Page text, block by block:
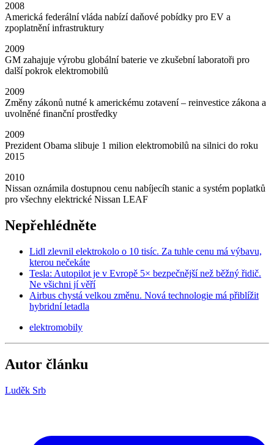
2008
Americká federální vláda nabízí daňové pobídky pro EV a
zpoplatnění infrastruktury
2009
GM zahajuje výrobu globální baterie ve zkušební laboratoři pro
další pokrok elektromobilů
2009
Změny zákonů nutné k americkému zotavení – reinvestice zákona a
uvolněné finanční prostředky
2009
Prezident Obama slibuje 1 milion elektromobilů na silnici do roku
2015
2010
Nissan oznámila dostupnou cenu nabíjecíh stanic a systém poplatků
pro všechny elektrické Nissan LEAF
Nepřehlédněte
Lidl zlevnil elektrokolo o 10 tisíc. Za tuhle cenu má výbavu,
kterou nečekáte
Tesla: Autopilot je v Evropě 5× bezpečnější než běžný řidič.
Ne všichni jí věří
Airbus chystá velkou změnu. Nová technologie má přiblížit
hybridní letadla
elektromobily
Autor článku
Luděk Srb